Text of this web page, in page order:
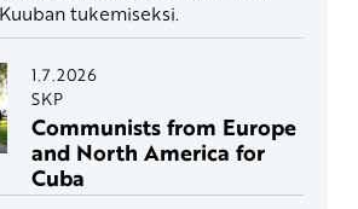
tukemiseksi.
1.7.2026
SKP
Communists from Europe
and North America for
Cuba